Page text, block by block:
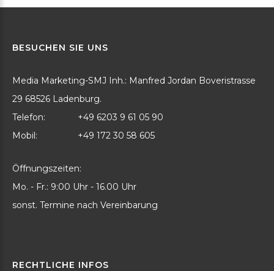
BESUCHEN SIE UNS
Media Marketing-SMJ Inh.: Manfred Jordan Boveristrasse
29 68526 Ladenburg.
Telefon:
+49 6203 9 61 05 90
Mobil:
+49 172 30 58 605
Öffnungszeiten:
Mo. - Fr.: 9:00 Uhr - 16.00 Uhr
sonst. Termine nach Vereinbarung
RECHTLICHE INFOS